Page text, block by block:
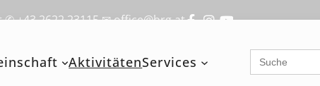
+43 2622 23115 ✉ office@brg.at
AktivitätenServices Search
for: